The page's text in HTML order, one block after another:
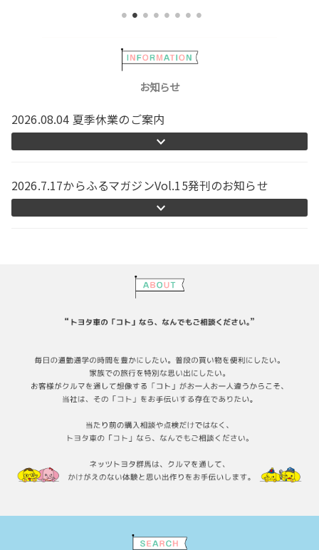
お知らせ
2026.08.04 夏季休業のご案内
2026.7.17からふるマガジンVol.15発刊のお知らせ